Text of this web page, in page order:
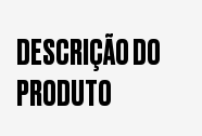
DESCRIÇÃO DO
PRODUTO